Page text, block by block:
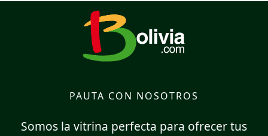
PAUTA CON NOSOTROS
Somos la vitrina perfecta para ofrecer tus